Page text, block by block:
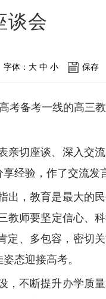
谈会
保存
字体： 大 中 小
考备考一线的高三
亲切座谈、深入交
经验，作了交流发
，教育是最大的民
师要坚定信心、科
定、多包容，密切
态迎接高考。
，不断提升办学质